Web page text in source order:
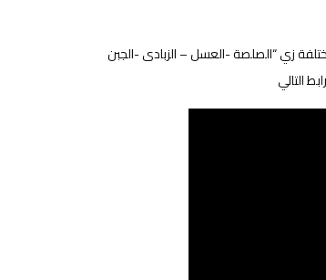
زي “الصلصة -العسل – الزبادى -الجبن
التالي